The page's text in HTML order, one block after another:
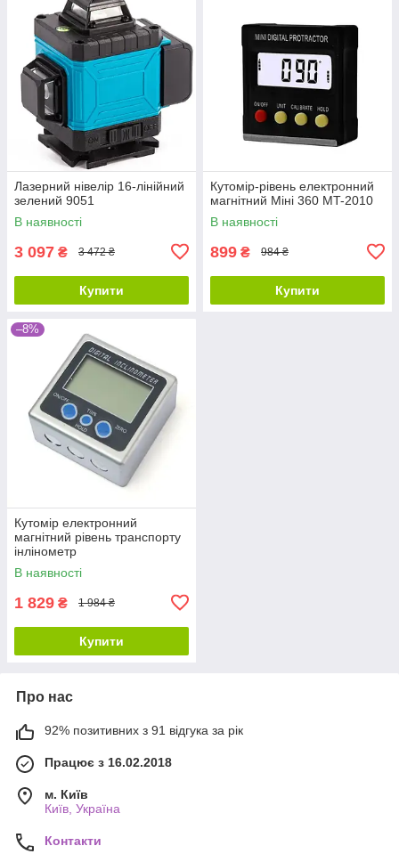
Лазерний нівелір 16-лінійний
зелений 9051
В наявності
3 097 ₴ 3 472 ₴
Купити
Кутомір-рівень електронний
магнітний Міні 360 MT-2010
В наявності
899 ₴ 984 ₴
Купити
–8%
Кутомір електронний
магнітний рівень транспорту
інлінометр
В наявності
1 829 ₴ 1 984 ₴
Купити
Про нас
92% позитивних з 91 відгука за рік
Працює з 16.02.2018
м. Київ
Київ, Україна
Контакти